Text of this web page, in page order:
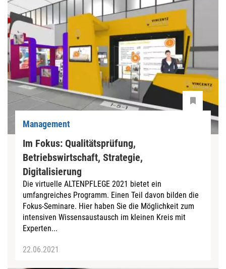
Management
Im Fokus: Qualitätsprüfung,
Betriebswirtschaft, Strategie,
Digitalisierung
Die virtuelle ALTENPFLEGE 2021 bietet ein
umfangreiches Programm. Einen Teil davon bilden die
Fokus-Seminare. Hier haben Sie die Möglichkeit zum
intensiven Wissensaustausch im kleinen Kreis mit
Experten...
22.06.2021